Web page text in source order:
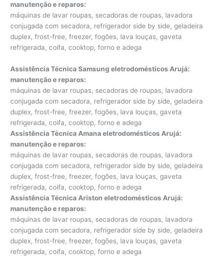
manutenção e reparos:
máquinas de lavar roupas, secadoras de roupas, lavadora
conjugada com secadora, refrigerador side by side, geladeira
duplex, frost-free, freezer, fogões, lava louças, gaveta
refrigerada, coifa, cooktop, forno e adega
Assistência Técnica Samsung eletrodomésticos Arujá:
manutenção e reparos:
máquinas de lavar roupas, secadoras de roupas, lavadora
conjugada com secadora, refrigerador side by side, geladeira
duplex, frost-free, freezer, fogões, lava louças, gaveta
refrigerada, coifa, cooktop, forno e adega
Assistência Técnica Amana eletrodomésticos Arujá:
manutenção e reparos:
máquinas de lavar roupas, secadoras de roupas, lavadora
conjugada com secadora, refrigerador side by side, geladeira
duplex, frost-free, freezer, fogões, lava louças, gaveta
refrigerada, coifa, cooktop, forno e adega
Assistência Técnica Ariston eletrodomésticos Arujá:
manutenção e reparos:
máquinas de lavar roupas, secadoras de roupas, lavadora
conjugada com secadora, refrigerador side by side, geladeira
duplex, frost-free, freezer, fogões, lava louças, gaveta
refrigerada, coifa, cooktop, forno e adega